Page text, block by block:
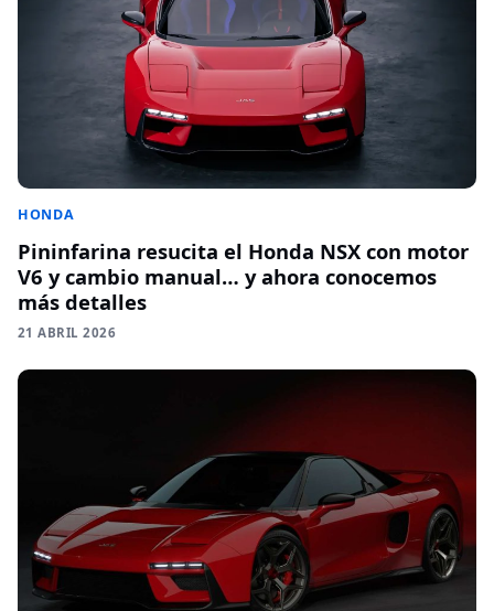
HONDA
Pininfarina resucita el Honda NSX con motor
V6 y cambio manual… y ahora conocemos
más detalles
21 ABRIL 2026